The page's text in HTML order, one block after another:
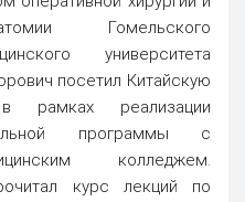
Гомельского
университета
посетил Китайскую
рамках реализации
программы с
колледжем.
курс лекций по